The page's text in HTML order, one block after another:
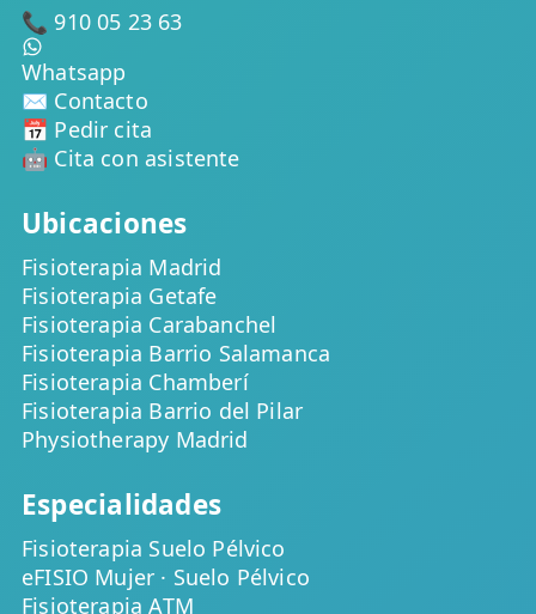
📞 910 05 23 63
Whatsapp
✉️ Contacto
📅 Pedir cita
🤖 Cita con asistente
Ubicaciones
Fisioterapia Madrid
Fisioterapia Getafe
Fisioterapia Carabanchel
Fisioterapia Barrio Salamanca
Fisioterapia Chamberí
Fisioterapia Barrio del Pilar
Physiotherapy Madrid
Especialidades
Fisioterapia Suelo Pélvico
eFISIO Mujer · Suelo Pélvico
Fisioterapia ATM